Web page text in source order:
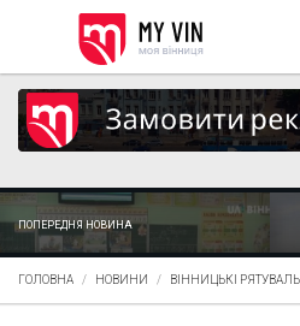
ПОПЕРЕДНЯ НОВИНА
ГОЛОВНА НОВИНИ ВІННИЦЬКІ